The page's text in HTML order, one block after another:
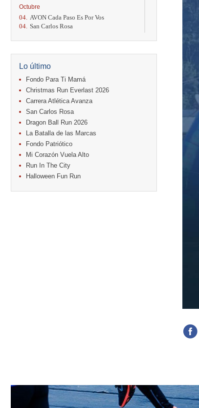
Octubre
04. AVON Cada Paso Es Por Vos
04. San Carlos Rosa
11. Run In The City
Caribe Paradise Run
18. Casa Turire Trail Run
18. Warriors Run Circuit
18. Samsung Jacó Beach Half Marathon
25. KRun by Under Armour
25. Run Alajuela
31. Halloween Fun Run
Noviembre
08. Lindora Run
15. Entre Pan y Rosas
Diciembre
12. Media Maratón Puntarenas 2026
Lo último
Fondo Para Ti Mamá
Christmas Run Everlast 2026
Carrera Atlética Avanza
San Carlos Rosa
Dragon Ball Run 2026
La Batalla de las Marcas
Fondo Patriótico
Mi Corazón Vuela Alto
Run In The City
Halloween Fun Run